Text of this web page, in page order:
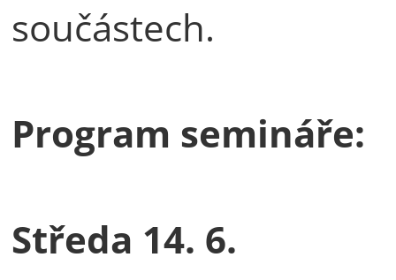
součástech.
Program semináře:
Středa 14. 6.